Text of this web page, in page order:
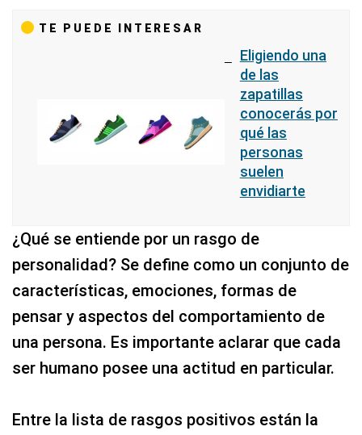
TE PUEDE INTERESAR
Eligiendo una
de las
zapatillas
conocerás por
qué las
personas
suelen
envidiarte
¿Qué se entiende por un rasgo de
personalidad? Se define como un conjunto de
características, emociones, formas de
pensar y aspectos del comportamiento de
una persona. Es importante aclarar que cada
ser humano posee una actitud en particular.
Entre la lista de rasgos positivos están la